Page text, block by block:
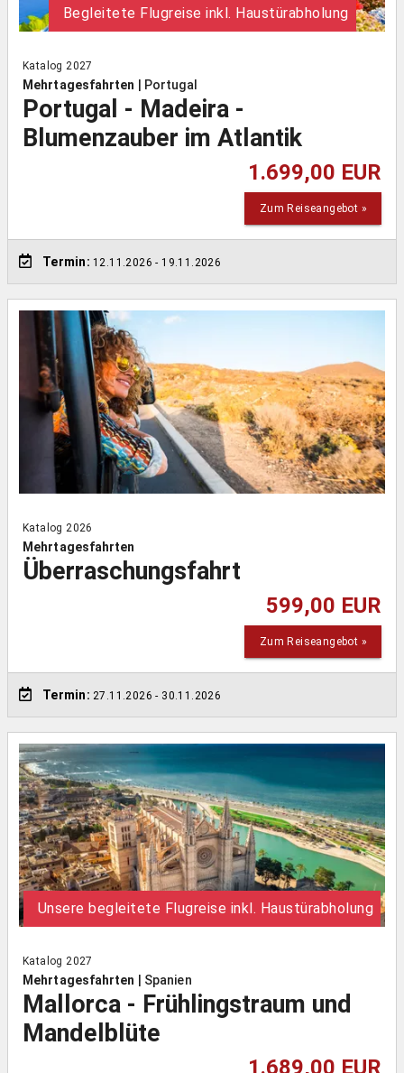
Begleitete Flugreise inkl. Haustürabholung
Katalog 2027
Mehrtagesfahrten Portugal
Portugal - Madeira -
Blumenzauber im Atlantik
1.699,00 EUR
Zum Reiseangebot »
Termin: 12.11.2026- 19.11.2026
Katalog 2026
Mehrtagesfahrten
Überraschungsfahrt
599,00 EUR
Zum Reiseangebot »
Termin: 27.11.2026- 30.11.2026
Unsere begleitete Flugreise inkl. Haustürabholung
Katalog 2027
Mehrtagesfahrten Spanien
Mallorca - Frühlingstraum und
Mandelblüte
1.689,00 EUR